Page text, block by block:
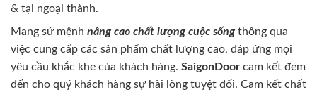
& tại ngoại thành.
Mang sứ mệnh nâng cao chất lượng cuộc sốngthông qua
việc cung cấp các sản phẩm chất lượng cao, đáp ứng mọi
yêu cầu khắc khe của khách hàng. SaigonDoor cam kết đem
đến cho quý khách hàng sự hài lòng tuyệt đối. Cam kết chất